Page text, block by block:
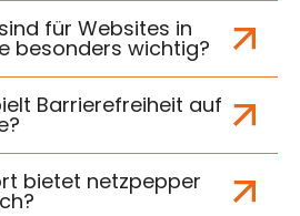
für Websites in
besonders wichtig?
Barrierefreiheit auf
bietet netzpepper